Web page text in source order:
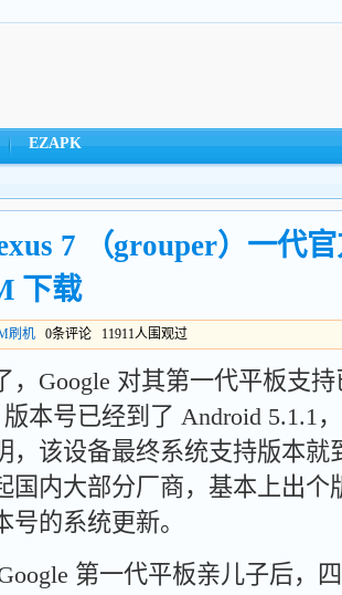
EZAPK
7 （grouper）一代
下载
刷机 0条评论 11911人围观过
Google 对其第一代平板支持
本号已经到了 Android 5.1.1
，该设备最终系统支持版本就
国内大部分厂商，基本上出
号的系统更新。
第一代平板亲儿子后，